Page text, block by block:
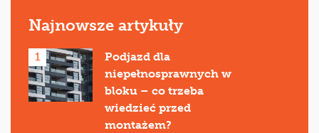
Najnowsze artykuły
1
Podjazd dla
niepełnosprawnych w
bloku – co trzeba
wiedzieć przed
montażem?